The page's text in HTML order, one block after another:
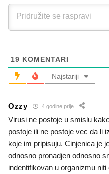
19 KOMENTARI
Najstariji
Ozzy 4 godine prije
Virusi ne postoje u smislu
postoje ili ne postoje vec da li
koje im pripisuju. Cinjenica je
odnosno pronadjen odnosno
indentifikovan u organizmu